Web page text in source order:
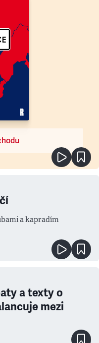
a kapradím
a texty o
mezi